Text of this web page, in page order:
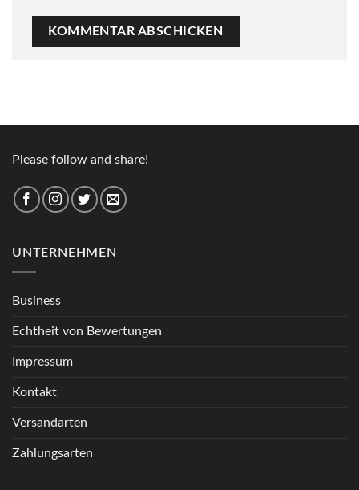
Please follow and share!
UNTERNEHMEN
Business
Echtheit von Bewertungen
Impressum
Kontakt
Versandarten
Zahlungsarten